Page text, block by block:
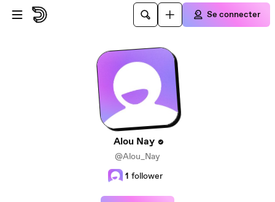
Passer au contenu principal
Se connecter
Alou Nay
@Alou_Nay
1 follower